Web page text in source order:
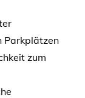
Parkplätzen
zum